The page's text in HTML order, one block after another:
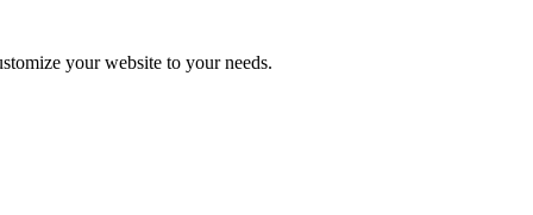
your website to your needs.